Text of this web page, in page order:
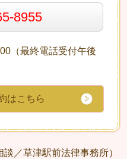
8955
（最終電話受付午後
はこちら
／草津駅前法律事務所）